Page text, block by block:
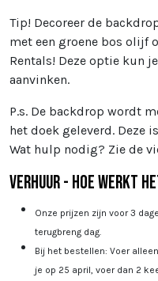
Tip! Decoreer de
met een groene bos olijf
Rentals! Deze optie kun
aanvinken.
P.s. De backdrop wordt
het doek geleverd. Deze
Wat hulp nodig? Zie de
Verhuur - Hoe werkt
Onze prijzen zijn voor 3
terugbreng dag.
Bij het bestellen: Voer
je op 25 april, voer dan 2